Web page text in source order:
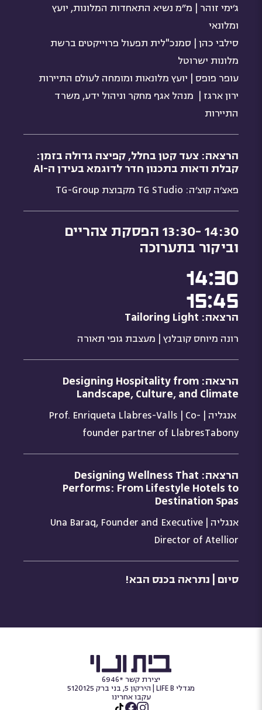
ג׳ימי זוהר | מ״מ נשיא התאחדות המלונות, יועץ
ומלונאי
סילבי כהן | סמנכ"לית תפעול פרוייקטים ברשת
מלונות ישרוטל
עופר פופס | יועץ מלונאות ומומחה לעולם התיירות
ירון ארגז | מנהל אגף מחקר וניהול ידע, משרד
התיירות
הרצאה: צעד קטן בחלל, קפיצה גדולה בזמן:
קבלת ודאות בתכנון חדר לדוגמא בעידן ה-AI
פאצ׳ה קוצ׳ה: TG STudio מקבוצת TG-Group
14:30 -13:30 הפסקת צהריים
וביקור בתערוכה
14:30
15:45
הרצאה: Tailoring Light
רונה מיוחס קובלנץ | מעצבת גופי תאורה
הרצאה: Designing Hospitality from
Landscape, Culture, and Climate
אנגליה | Prof. Enriqueta Llabres-Valls | Co-
founder partner of LlabresTabony
הרצאה: Designing Wellness That
Performs: From Lifestyle Hotels to
Destination Spas
אנגליה | Una Baraq, Founder and Executive
Director of Atellior
סיום | נתראה בכנס הבא!
יצירת קשר *6946
מגדלי LIFE B | הירקון 5, בני ברק 5120125
עקבו אחרינו